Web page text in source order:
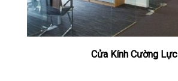
Cửa Kính Cường Lực